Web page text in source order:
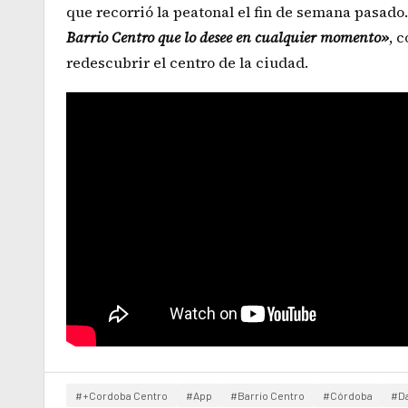
que recorrió la peatonal el fin de semana pasado.
Barrio Centro que lo desee en cualquier momento»,
redescubrir el centro de la ciudad.
#+Cordoba Centro #App #Barrio Centro #Córdoba